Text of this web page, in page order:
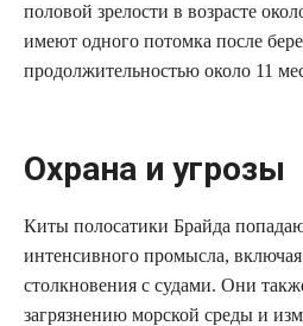
половой зрелости в возрасте
имеют одного потомка после
продолжительностью около 11
Охрана и угрозы
Киты полосатики Брайда
интенсивного промысла,
столкновения с судами. Они
загрязнению морской среды и